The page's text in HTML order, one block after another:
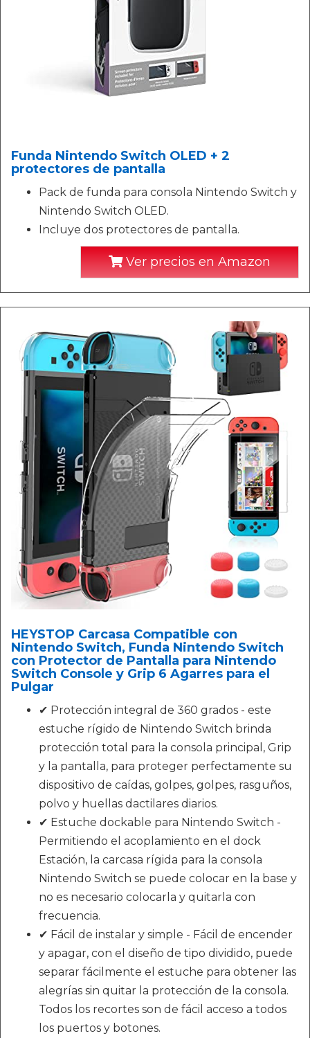
Funda Nintendo Switch OLED + 2
protectores de pantalla
Pack de funda para consola Nintendo Switch y
Nintendo Switch OLED.
Incluye dos protectores de pantalla.
Ver precios en Amazon
HEYSTOP Carcasa Compatible con
Nintendo Switch, Funda Nintendo Switch
con Protector de Pantalla para Nintendo
Switch Console y Grip 6 Agarres para el
Pulgar
✔ Protección integral de 360 grados - este
estuche rígido de Nintendo Switch brinda
protección total para la consola principal, Grip
y la pantalla, para proteger perfectamente su
dispositivo de caídas, golpes, golpes, rasguños,
polvo y huellas dactilares diarios.
✔ Estuche dockable para Nintendo Switch -
Permitiendo el acoplamiento en el dock
Estación, la carcasa rígida para la consola
Nintendo Switch se puede colocar en la base y
no es necesario colocarla y quitarla con
frecuencia.
✔ Fácil de instalar y simple - Fácil de encender
y apagar, con el diseño de tipo dividido, puede
separar fácilmente el estuche para obtener las
alegrías sin quitar la protección de la consola.
Todos los recortes son de fácil acceso a todos
los puertos y botones.